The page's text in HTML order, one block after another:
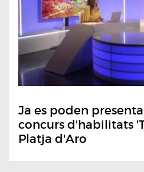
Ja es poden
concurs d'habilitats
Platja d'Aro